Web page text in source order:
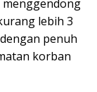
menggendong
lebih 3
penuh
korban